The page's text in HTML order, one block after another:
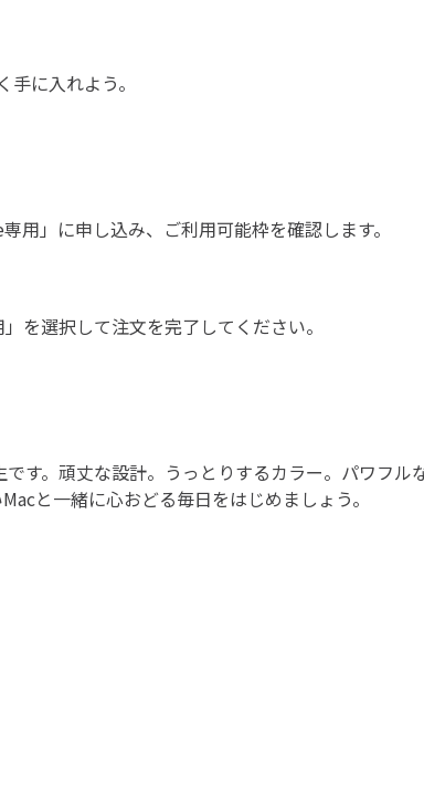
に入れよう。
用」に申し込み、ご利用可能枠を確認します。
を選択して注文を完了してください。
す。頑丈な設計。うっとりするカラー。パワフル
と一緒に心おどる毎日をはじめましょう。